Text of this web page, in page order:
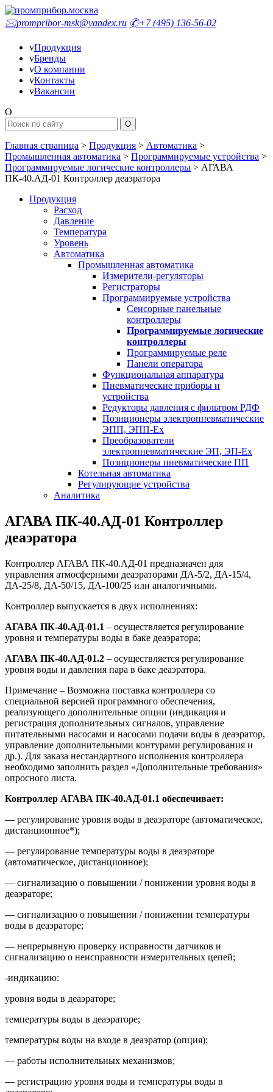
🖂prompribor-msk@yandex.ru ✆+7 (495) 136-56-02
vПродукция
vБренды
vО компании
vКонтакты
vВакансии
O
Главная страница > Продукция > Автоматика >
Промышленная автоматика > Программируемые устройства >
Программируемые логические контроллеры > АГАВА
ПК-40.АД-01 Контроллер деаэратора
Продукция
Расход
Давление
Температура
Уровень
Автоматика
Промышленная автоматика
Измерители-регуляторы
Регистраторы
Программируемые устройства
Сенсорные панельные
контроллеры
Программируемые логические
контроллеры
Программируемые реле
Панели оператора
Функциональная аппаратура
Пневматические приборы и
устройства
Редукторы давления с фильтром РДФ
Позиционеры электропневматические
ЭПП, ЭПП-Ех
Преобразователи
электропневматические ЭП, ЭП-Ех
Позиционеры пневматические ПП
Котельная автоматика
Регулирующие устройства
Аналитика
АГАВА ПК-40.АД-01 Контроллер
деаэратора
Контроллер АГАВА ПК-40.АД-01 предназначен для
управления атмосферными деаэраторами ДА-5/2, ДА-15/4,
ДА-25/8, ДА-50/15, ДА-100/25 или аналогичными.
Контроллер выпускается в двух исполнениях:
АГАВА ПК-40.АД-01.1 – осуществляется регулирование
уровня и температуры воды в баке деаэратора;
АГАВА ПК-40.АД-01.2 – осуществляется регулирование
уровня воды и давления пара в баке деаэратора.
Примечание – Возможна поставка контроллера со
специальной версией программного обеспечения,
реализующего дополнительные опции (индикация и
регистрация дополнительных сигналов, управление
питательными насосами и насосами подачи воды в деаэратор,
управление дополнительными контурами регулирования и
др.). Для заказа нестандартного исполнения контроллера
необходимо заполнить раздел «Дополнительные требования»
опросного листа.
Контроллер АГАВА ПК-40.АД-01.1 обеспечивает:
— регулирование уровня воды в деаэраторе (автоматическое,
дистанционное*);
— регулирование температуры воды в деаэраторе
(автоматическое, дистанционное);
— сигнализацию о повышении / понижении уровня воды в
деаэраторе;
— сигнализацию о повышении / понижении температуры
воды в деаэраторе;
— непрерывную проверку исправности датчиков и
сигнализацию о неисправности измерительных цепей;
-индикацию:
уровня воды в деаэраторе;
температуры воды в деаэраторе;
температуры воды на входе в деаэратор (опция);
— работы исполнительных механизмов;
— регистрацию уровня воды и температуры воды в